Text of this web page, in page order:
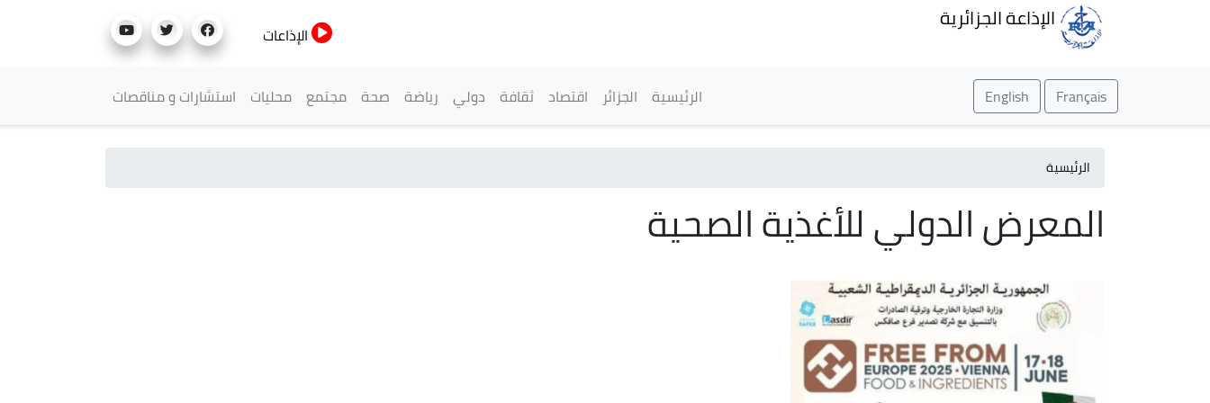
الإذاعة الجزائرية
الإذاعات
Français
English القائمة الرئيسية
الرئيسية الجزائر اقتصاد ثقافة دولي رياضة صحة مجتمع محليات استشارات و مناقصات
الرئيسية
المعرض الدولي للأغذية الصحية